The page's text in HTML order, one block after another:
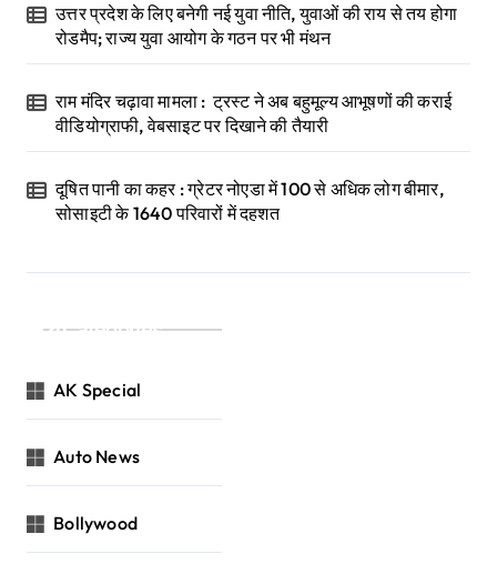
उत्तर प्रदेश के लिए बनेगी नई युवा नीति, युवाओं की राय से तय होगा
रोडमैप; राज्य युवा आयोग के गठन पर भी मंथन
राम मंदिर चढ़ावा मामला : ट्रस्ट ने अब बहुमूल्य आभूषणों की कराई
वीडियोग्राफी, वेबसाइट पर दिखाने की तैयारी
दूषित पानी का कहर : ग्रेटर नोएडा में 100 से अधिक लोग बीमार,
सोसाइटी के 1640 परिवारों में दहशत
Categories
AK Special
Auto News
Bollywood